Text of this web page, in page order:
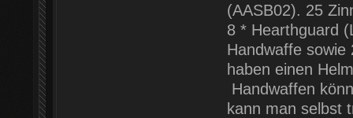
(AASB02). 25
8 * Hearthguard
Handwaffe
haben einen
Handwaffen
kann man selbst